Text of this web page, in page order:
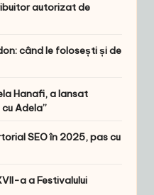
autorizat de
când le folosești și de
Hanafi, a lansat
Adela”
SEO în 2025, pas cu
a a Festivalului